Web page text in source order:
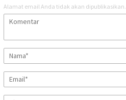
Alamat email Anda tidak akan dipublikasikan.